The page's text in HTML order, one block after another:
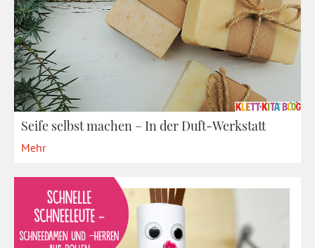
Seife selbst machen – In der Duft-Werkstatt
Mehr